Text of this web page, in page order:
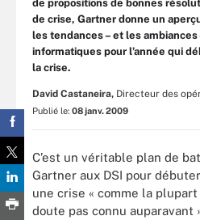
de propositions de bonnes
de crise, Gartner donne un
les tendances – et les
informatiques pour l’année qui
la crise.
David Castaneira, Directeur des
Publié le: 08 janv. 2009
C’est un véritable plan de
Gartner aux DSI pour
une crise « comme la plupart
doute pas connu auparavant